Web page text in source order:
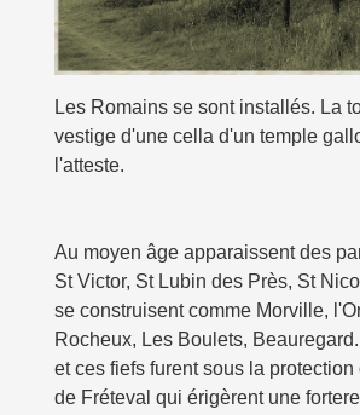
Les Romains se sont installés. La
vestige d'une cella d'un temple
l'atteste.
Au moyen âge apparaissent des
St Victor, St Lubin des Près, St
se construisent comme Morville,
Rocheux, Les Boulets,
et ces fiefs furent sous la
de Fréteval qui érigèrent une